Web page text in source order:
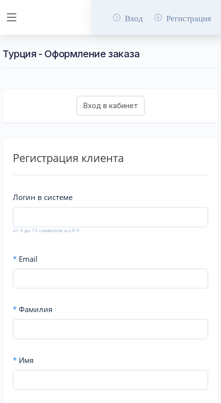
Вход Регистрация
Турция - Оформление заказа
Регистрация клиента
Логин в системе
от 3 до 13 символов a-z,0-9
* Email
* Фамилия
* Имя